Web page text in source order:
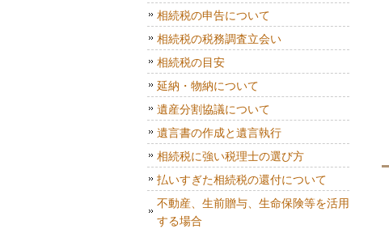
相続税の申告について
相続税の税務調査立会い
相続税の目安
延納・物納について
遺産分割協議について
遺言書の作成と遺言執行
相続税に強い税理士の選び方
払いすぎた相続税の還付について
不動産、生前贈与、生命保険等を活用
する場合